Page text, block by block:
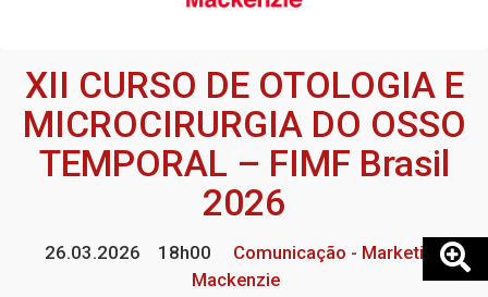
XII CURSO DE OTOLOGIA E
MICROCIRURGIA DO OSSO
TEMPORAL – FIMF Brasil
2026
26.03.2026 18h00
Comunicação - Marketing
Mackenzie